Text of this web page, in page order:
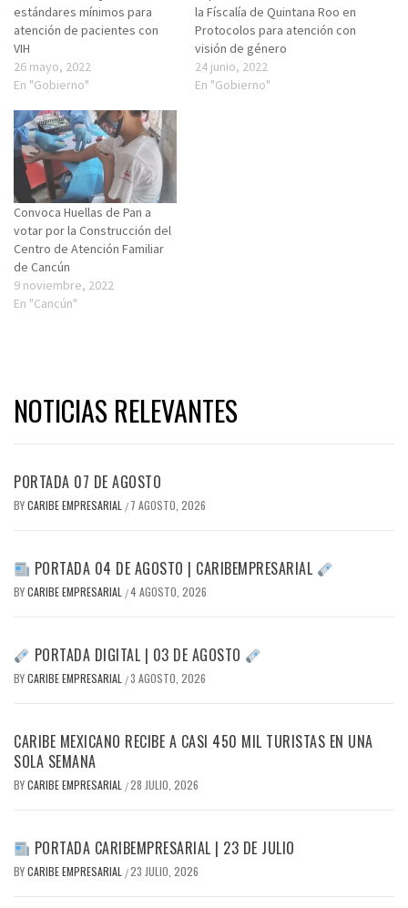
estándares mínimos para
atención de pacientes con
VIH
26 mayo, 2022
En "Gobierno"
la Físcalía de Quintana Roo en
Protocolos para atención con
visión de género
24 junio, 2022
En "Gobierno"
Convoca Huellas de Pan a
votar por la Construcción del
Centro de Atención Familiar
de Cancún
9 noviembre, 2022
En "Cancún"
NOTICIAS RELEVANTES
PORTADA 07 DE AGOSTO
BYCARIBE EMPRESARIAL / 7 AGOSTO, 2026
PORTADA 04 DE AGOSTO | CARIBEMPRESARIAL
BYCARIBE EMPRESARIAL /4 AGOSTO, 2026
PORTADA DIGITAL | 03 DE AGOSTO
BYCARIBE EMPRESARIAL /3 AGOSTO, 2026
CARIBE MEXICANO RECIBE A CASI 450 MIL TURISTAS EN UNA
SOLA SEMANA
BYCARIBE EMPRESARIAL /28 JULIO, 2026
PORTADA CARIBEMPRESARIAL | 23 DE JULIO
BYCARIBE EMPRESARIAL /23 JULIO, 2026